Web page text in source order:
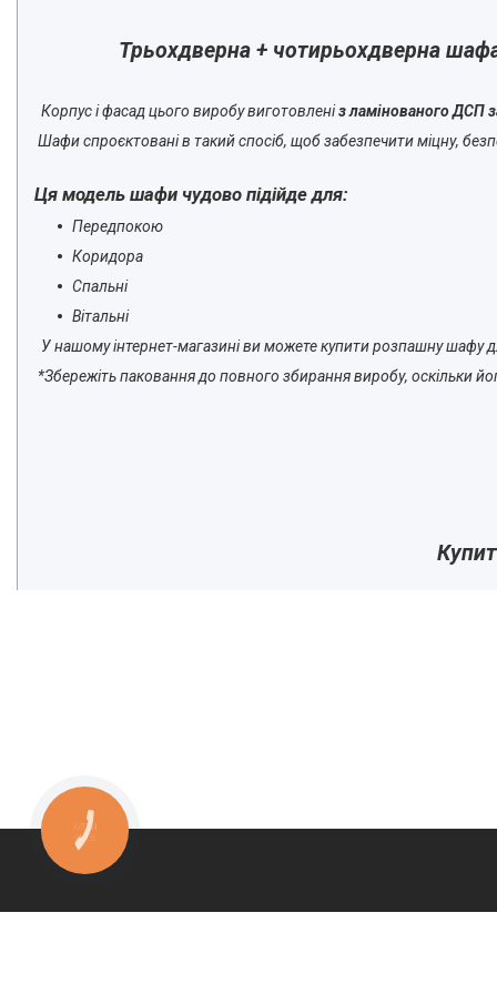
Трьохдверна + чотирьохдверна
Корпус і фасад цього виробу виготовленіз ламінованого ДСП
Шафи спроєктовані в такий спосіб, щоб забезпечити міцну,
Ця модель шафи чудово підійде для:
Передпокою
Коридора
Спальні
Вітальні
У нашому інтернет-магазині ви можете купити розпашну шафу
*Збережіть паковання до повного збирання виробу, оскільки
КНОПКА
ЗВ'ЯЗКУ